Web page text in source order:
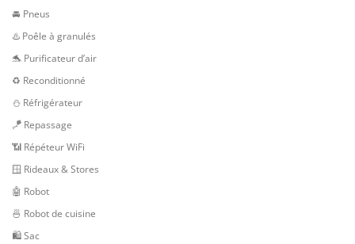
🚘 Pneus
♨️ Poêle à granulés
🐬 Purificateur d’air
♻️ Reconditionné
⛄ Réfrigérateur
🪁 Repassage
📶 Répéteur WiFi
🪟 Rideaux & Stores
🤖 Robot
🍜 Robot de cuisine
🛍 Sac